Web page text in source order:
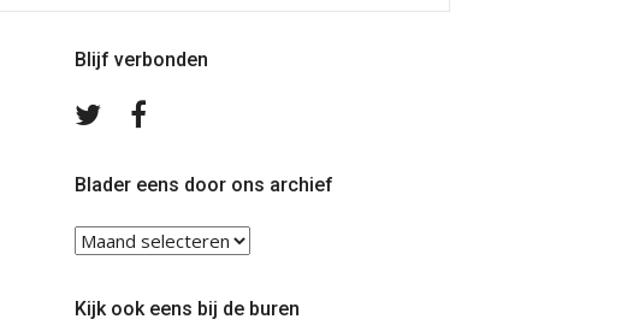
Blijf verbonden
Volg
TwitterFacebook
Blader eens door ons archief
Blader
eens
ons
Kijk ook eens bij de buren